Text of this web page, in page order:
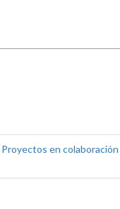
Proyectos en colaboración